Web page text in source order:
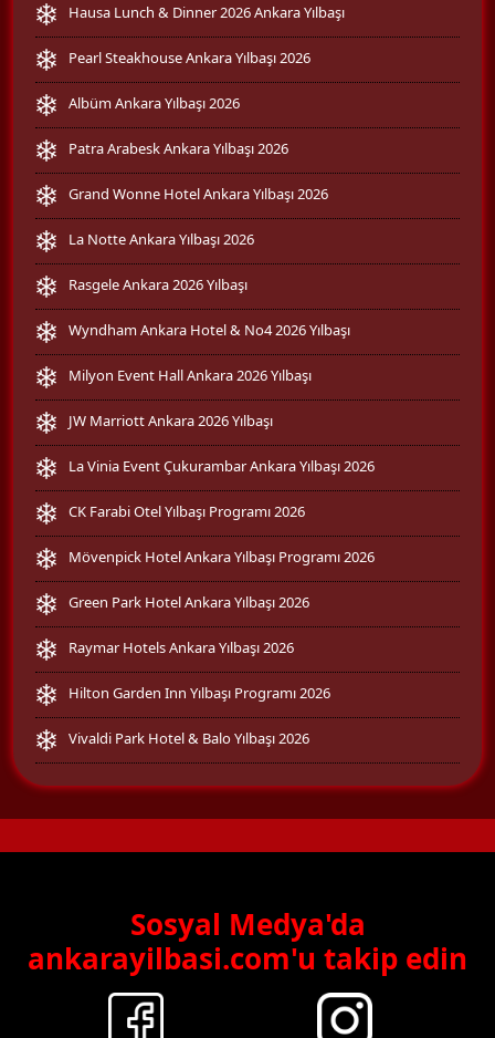
Hausa Lunch & Dinner 2026 Ankara Yılbaşı
Pearl Steakhouse Ankara Yılbaşı 2026
Albüm Ankara Yılbaşı 2026
Patra Arabesk Ankara Yılbaşı 2026
Grand Wonne Hotel Ankara Yılbaşı 2026
La Notte Ankara Yılbaşı 2026
Rasgele Ankara 2026 Yılbaşı
Wyndham Ankara Hotel & No4 2026 Yılbaşı
Milyon Event Hall Ankara 2026 Yılbaşı
JW Marriott Ankara 2026 Yılbaşı
La Vinia Event Çukurambar Ankara Yılbaşı 2026
CK Farabi Otel Yılbaşı Programı 2026
Mövenpick Hotel Ankara Yılbaşı Programı 2026
Green Park Hotel Ankara Yılbaşı 2026
Raymar Hotels Ankara Yılbaşı 2026
Hilton Garden Inn Yılbaşı Programı 2026
Vivaldi Park Hotel & Balo Yılbaşı 2026
Sosyal Medya'da
ankarayilbasi.com'u takip edin